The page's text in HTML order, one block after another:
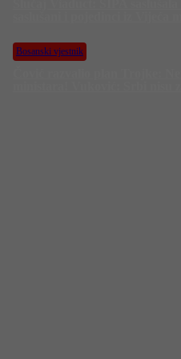
Bosanski vjestnik